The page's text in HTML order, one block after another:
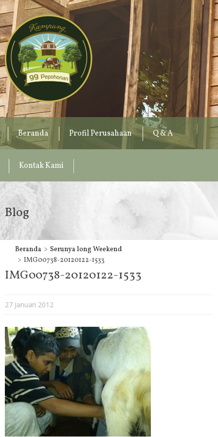
Beranda Profil Perusahaan Q & A
Kontak Kami
Blog
Beranda
Serunya long Weekend
IMG00738-20120122-1533
IMG00738-20120122-1533
27 Januari 2012